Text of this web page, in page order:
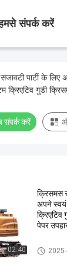
संपर्क करें
पार्टी के
क्रिएटिव गुडी
संपर्क करें
02:40
क्रिसमस
अपने स्वयं
क्रिएटिव
पेपर
धातु के